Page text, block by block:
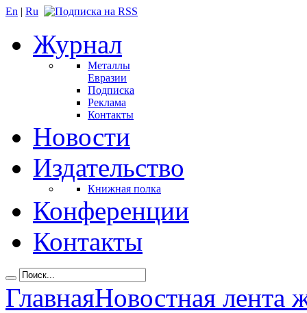
En | Ru
Журнал
Металлы
Евразии
Подписка
Реклама
Контакты
Новости
Издательство
Книжная полка
Конференции
Контакты
ГлавнаяНовостная лента